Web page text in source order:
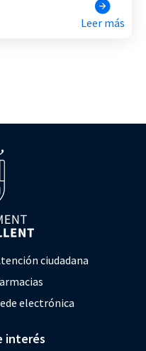
Leer más
ciudadana
electrónica
interés